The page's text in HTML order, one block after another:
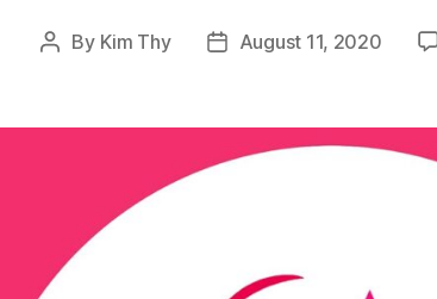
Post
By Kim Thy
PostAugust 11, 2020